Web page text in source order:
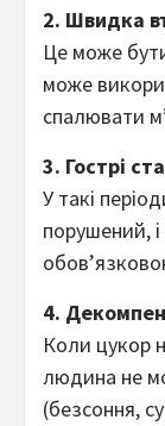
2. Швидка
Це може
може
спалювати
3. Гострі
У такі
порушений,
4.
Коли цукор
людина не
(безсоння,